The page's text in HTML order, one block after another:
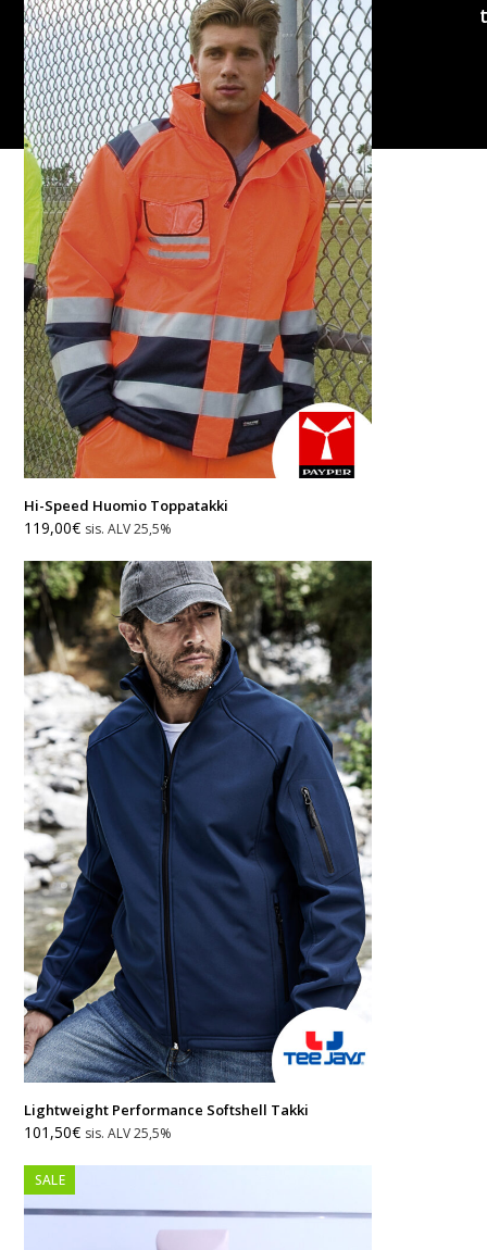
Hi-Speed Huomio Toppatakki
119,00€ sis. ALV 25,5%
Lightweight Performance Softshell Takki
101,50€ sis. ALV 25,5%
SALE
t
Copyright
Cameleon
Paino
2026
|
Woocommerce-
verkkokaupan
suunnitellut:
Suomen
hakukonemestarit